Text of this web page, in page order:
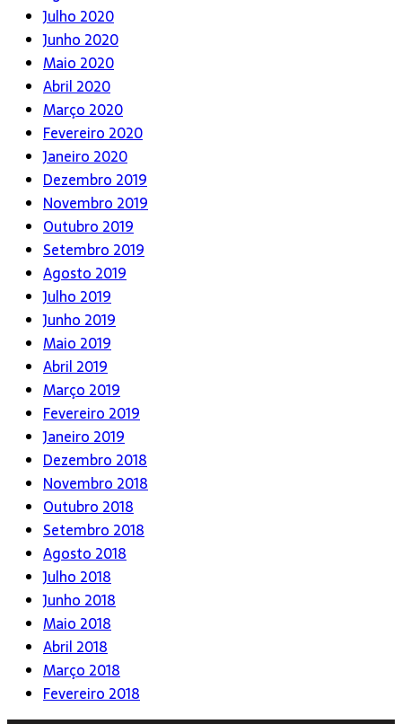
Julho 2020
Junho 2020
Maio 2020
Abril 2020
Março 2020
Fevereiro 2020
Janeiro 2020
Dezembro 2019
Novembro 2019
Outubro 2019
Setembro 2019
Agosto 2019
Julho 2019
Junho 2019
Maio 2019
Abril 2019
Março 2019
Fevereiro 2019
Janeiro 2019
Dezembro 2018
Novembro 2018
Outubro 2018
Setembro 2018
Agosto 2018
Julho 2018
Junho 2018
Maio 2018
Abril 2018
Março 2018
Fevereiro 2018